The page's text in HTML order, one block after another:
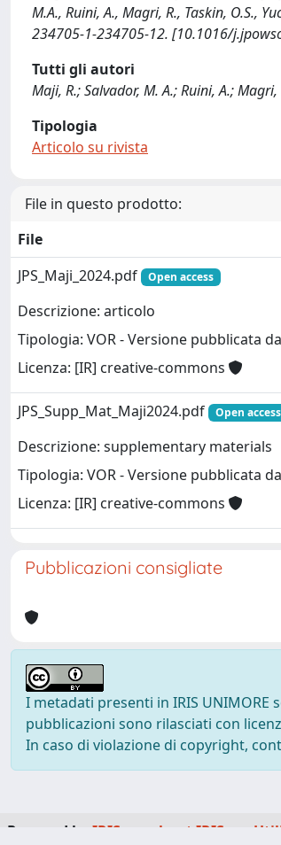
M.A., Ruini, A., Magri, R., Taskin, O.S.,
234705-1-234705-12. [10.1016/
Tutti gli autori
Maji, R.; Salvador, M. A.; Ruini, A.;
Tipologia
Articolo su rivista
File in questo prodotto:
File
JPS_Maji_2024.pdf
Open access
Descrizione: articolo
Tipologia: VOR - Versione pubblicata
Licenza: [IR] creative-commons
JPS_Supp_Mat_Maji2024.pdf Open access
Descrizione: supplementary materials
Tipologia: VOR - Versione pubblicata
Licenza: [IR] creative-commons
Pubblicazioni consigliate
I metadati presenti in IRIS UNIMORE
pubblicazioni sono rilasciati con
In caso di violazione di copyright,
Powered by IRIS about IRIS